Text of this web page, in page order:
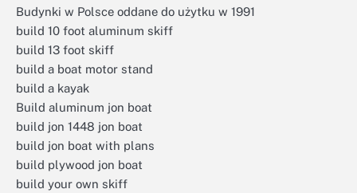
Budynki w Polsce oddane do użytku w 1991
build 10 foot aluminum skiff
build 13 foot skiff
build a boat motor stand
build a kayak
Build aluminum jon boat
build jon 1448 jon boat
build jon boat with plans
build plywood jon boat
build your own skiff